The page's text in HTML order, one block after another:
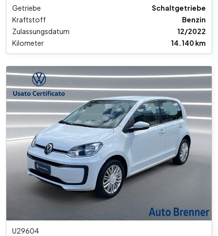
Getriebe
Schaltgetriebe
Kraftstoff
Benzin
Zulassungsdatum
12/2022
Kilometer
14.140 km
U29604